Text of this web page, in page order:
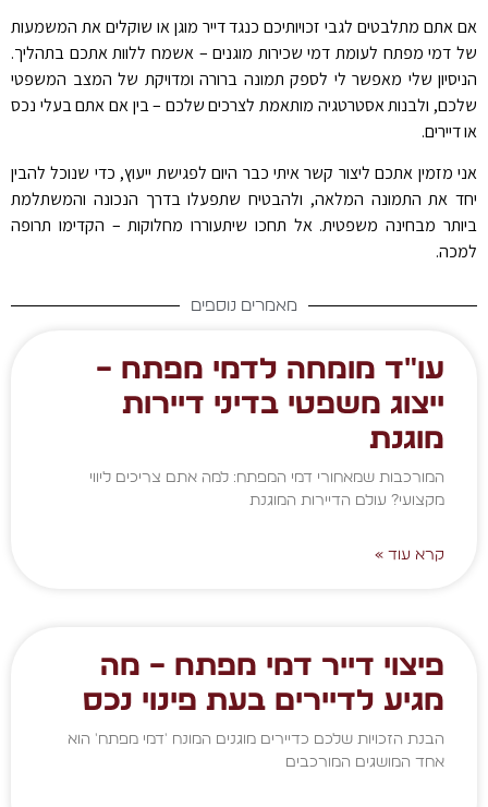
אם אתם מתלבטים לגבי זכויותיכם כנגד דייר מוגן או שוקלים את המשמעות
של דמי מפתח לעומת דמי שכירות מוגנים – אשמח ללוות אתכם בתהליך.
הניסיון שלי מאפשר לי לספק תמונה ברורה ומדויקת של המצב המשפטי
שלכם, ולבנות אסטרטגיה מותאמת לצרכים שלכם – בין אם אתם בעלי נכס
או דיירים.
אני מזמין אתכם ליצור קשר איתי כבר היום לפגישת ייעוץ, כדי שנוכל להבין
יחד את התמונה המלאה, ולהבטיח שתפעלו בדרך הנכונה והמשתלמת
ביותר מבחינה משפטית. אל תחכו שיתעוררו מחלוקות – הקדימו תרופה
למכה.
מאמרים נוספים
עו"ד מומחה לדמי מפתח –
ייצוג משפטי בדיני דיירות
מוגנת
המורכבות שמאחורי דמי המפתח: למה אתם צריכים ליווי
מקצועי? עולם הדיירות המוגנת
קרא עוד »
פיצוי דייר דמי מפתח – מה
מגיע לדיירים בעת פינוי נכס
הבנת הזכויות שלכם כדיירים מוגנים המונח 'דמי מפתח' הוא
אחד המושגים המורכבים